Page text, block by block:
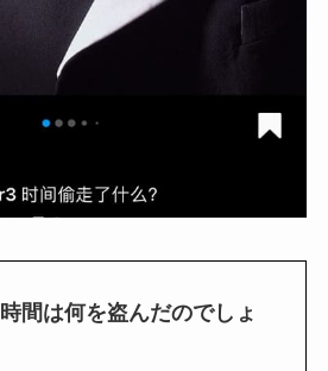
時間は何を盗んだのでしょ